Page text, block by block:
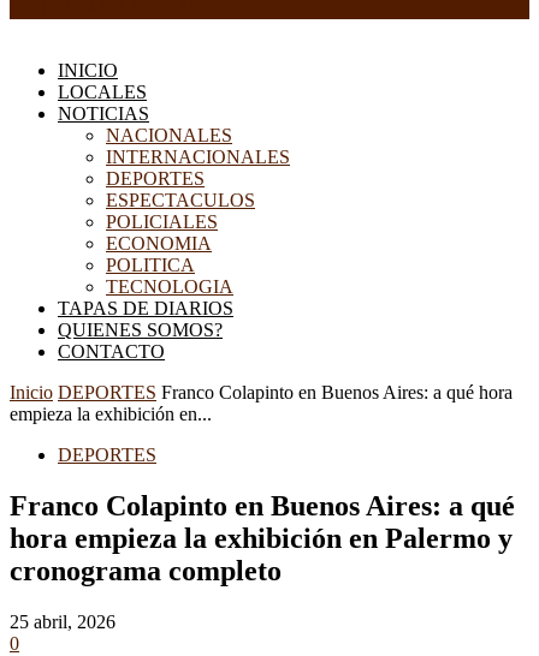
INICIO
LOCALES
NOTICIAS
NACIONALES
INTERNACIONALES
DEPORTES
ESPECTACULOS
POLICIALES
ECONOMIA
POLITICA
TECNOLOGIA
TAPAS DE DIARIOS
QUIENES SOMOS?
CONTACTO
Inicio DEPORTES Franco Colapinto en Buenos Aires: a qué hora
empieza la exhibición en...
DEPORTES
Franco Colapinto en Buenos Aires: a qué
hora empieza la exhibición en Palermo y
cronograma completo
25 abril, 2026
0